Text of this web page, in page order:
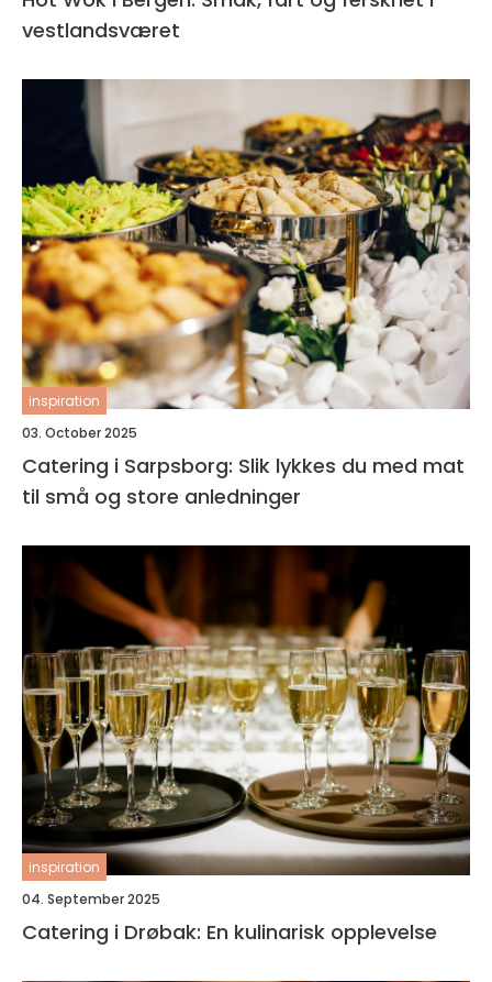
vestlandsværet
inspiration
03. October 2025
Catering i Sarpsborg: Slik lykkes du med mat
til små og store anledninger
inspiration
04. September 2025
Catering i Drøbak: En kulinarisk opplevelse